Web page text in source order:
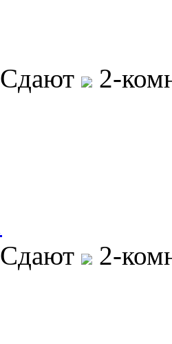
Сдают
2-
Сдают
2-